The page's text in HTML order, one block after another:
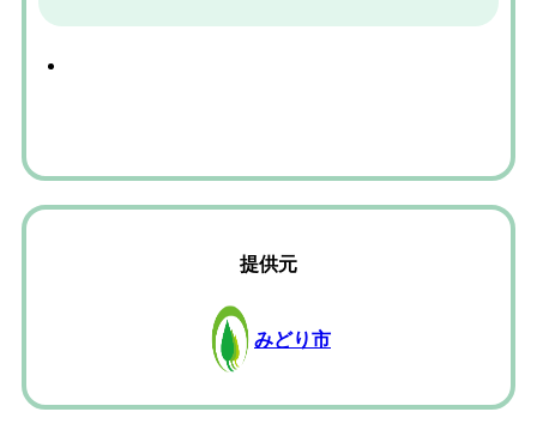
提供元
みどり市